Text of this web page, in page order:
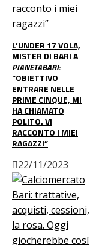
L’UNDER 17 VOLA,
MISTER DI BARI A
PIANETABARI:
“OBIETTIVO
ENTRARE NELLE
PRIME CINQUE, MI
HA CHIAMATO
POLITO. VI
RACCONTO I MIEI
RAGAZZI”
22/11/2023